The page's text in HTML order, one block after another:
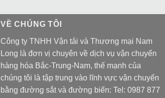
VỀ CHÚNG TÔI
Công ty TNHH Vận tải và Thương mại Nam
Long là đơn vị chuyên về dịch vụ vận chuyển
hàng hóa Bắc-Trung-Nam, thế mạnh của
chúng tôi là tập trung vào lĩnh vực vận chuyển
bằng đường sắt và đường biển: Tel: 0987 877